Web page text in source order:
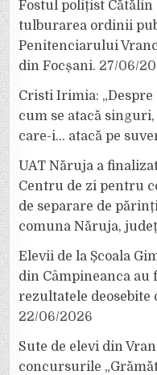
Fostul polițist Cătălin
tulburarea ordinii
Penitenciarului
din Focșani. 27/06/
Cristi Irimia:
cum se atacă singuri,
care-i… atacă pe
UAT Năruja a
Centru de zi pentru
de separare de
comuna Năruja,
Elevii de la Școala
din Câmpineanca
rezultatele deosebite
22/06/2026
Sute de elevi din
concursurile